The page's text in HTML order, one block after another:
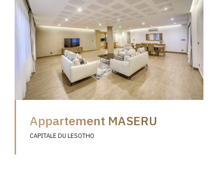
Appartement MASERU
CAPITALE DU LESOTHO